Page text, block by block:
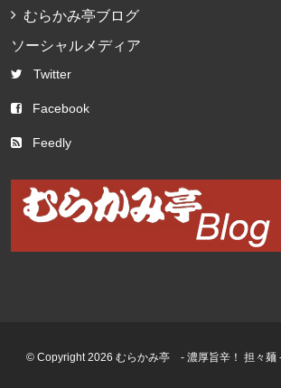
むらかみ亭ブログ
ソーシャルメディア
Twitter
Facebook
Feedly
© Copyright 2026 むらかみ亭 - 濃厚旨辛！ 担々麺